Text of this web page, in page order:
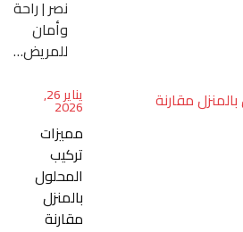
نصر | راحة
وأمان
للمريض…
يناير 26,
2026
مميزات
تركيب
المحلول
بالمنزل
مقارنة